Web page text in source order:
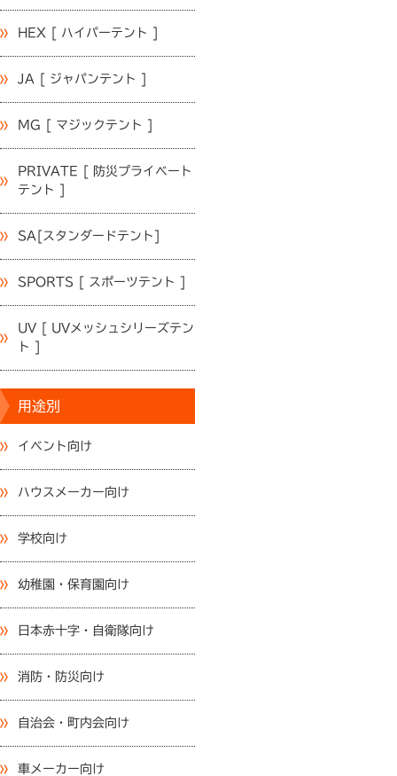
HEX [ ハイパーテント ]
JA [ ジャパンテント ]
MG [ マジックテント ]
PRIVATE [ 防災プライベート
テント ]
SA[スタンダードテント]
SPORTS [ スポーツテント ]
UV [ UVメッシュシリーズテン
ト ]
用途別
イベント向け
ハウスメーカー向け
学校向け
幼稚園・保育園向け
日本赤十字・自衛隊向け
消防・防災向け
自治会・町内会向け
車メーカー向け